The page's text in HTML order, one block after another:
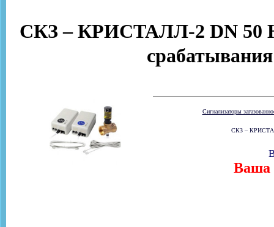
СКЗ – КРИСТАЛЛ-2 DN 50
Сигнализаторы
СКЗ –
Ваша